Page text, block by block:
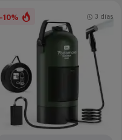
-10% 3 días